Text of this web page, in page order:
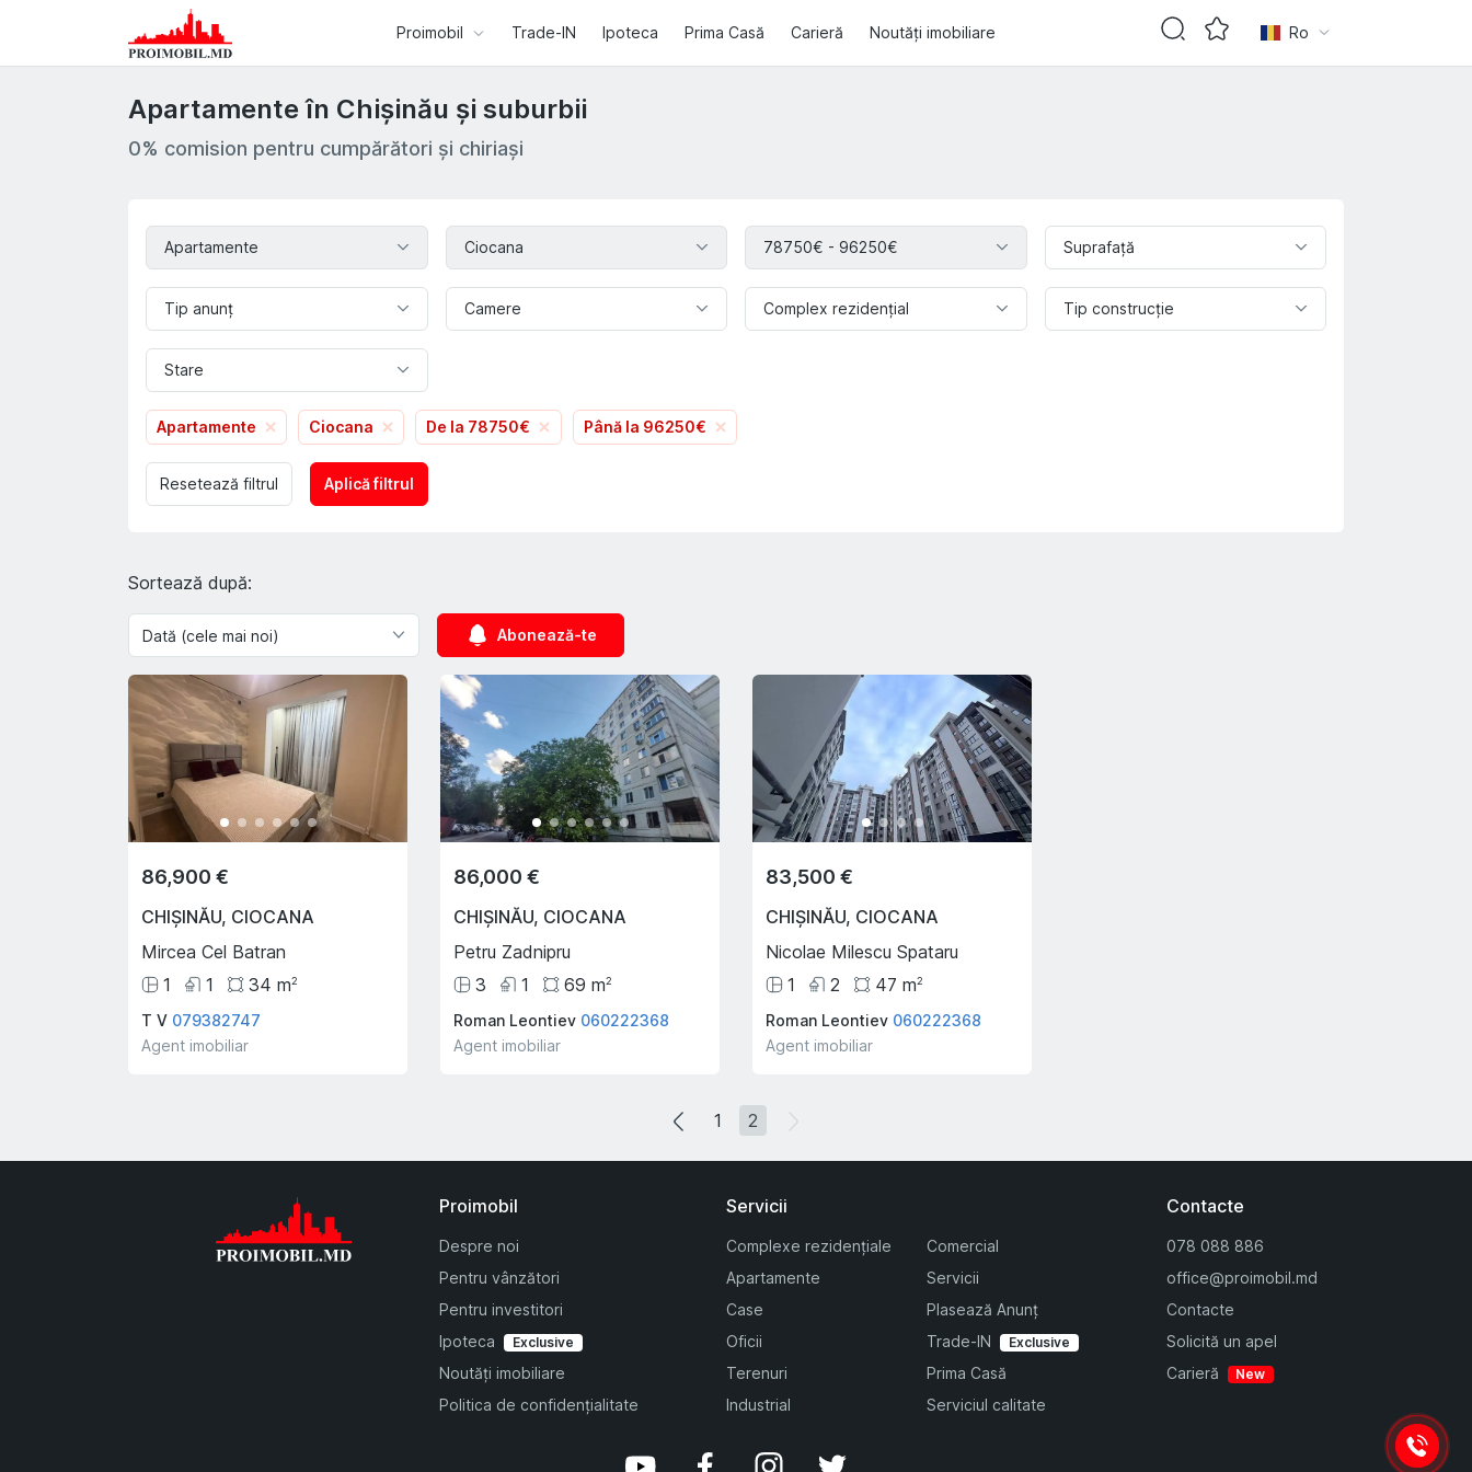
Apartamente Ciocana 78750€ - 96250€ Suprafaţă
Tip anunț Camere Complex rezidențial Tip construcție
Stare
Apartamente Ciocana De la 78750€ Până la 96250€
Aplică filtrul
Resetează filtrul
Apartamente în Chișinău și suburbii
0% comision pentru cumpărători și chiriași
Sortează după:
Abonează-te
86,900 €
CHIȘINĂU, CIOCANA
Mircea Cel Batran
1
1 34 m2
T V 079382747
Agent imobiliar
86,000 €
CHIȘINĂU, CIOCANA
Petru Zadnipru
3
1 69 m2
Roman Leontiev 060222368
Agent imobiliar
83,500 €
CHIȘINĂU, CIOCANA
Nicolae Milescu Spataru
1
2 47 m2
Roman Leontiev 060222368
Agent imobiliar
1 2
Proimobil Trade-IN Ipoteca Prima Casă Carieră Noutăți imobiliare Ro
Proimobil
Despre noi
Pentru vânzători
Pentru investitori
Ipoteca
Exclusive
Noutăți imobiliare
Politica de confidențialitate
Servicii
Complexe rezidențiale
Apartamente
Case
Oficii
Terenuri
Industrial
Comercial
Servicii
Plasează Anunț
Trade-IN
Exclusive
Prima Casă
Serviciul calitate
Contacte
078 088 886
office@proimobil.md
Contacte
Solicită un apel
Carieră
New